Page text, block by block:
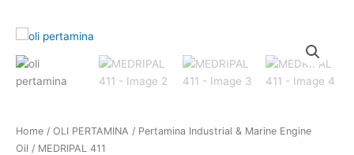
Home / OLI PERTAMINA / Pertamina Industrial & Marine Engine
Oil / MEDRIPAL 411